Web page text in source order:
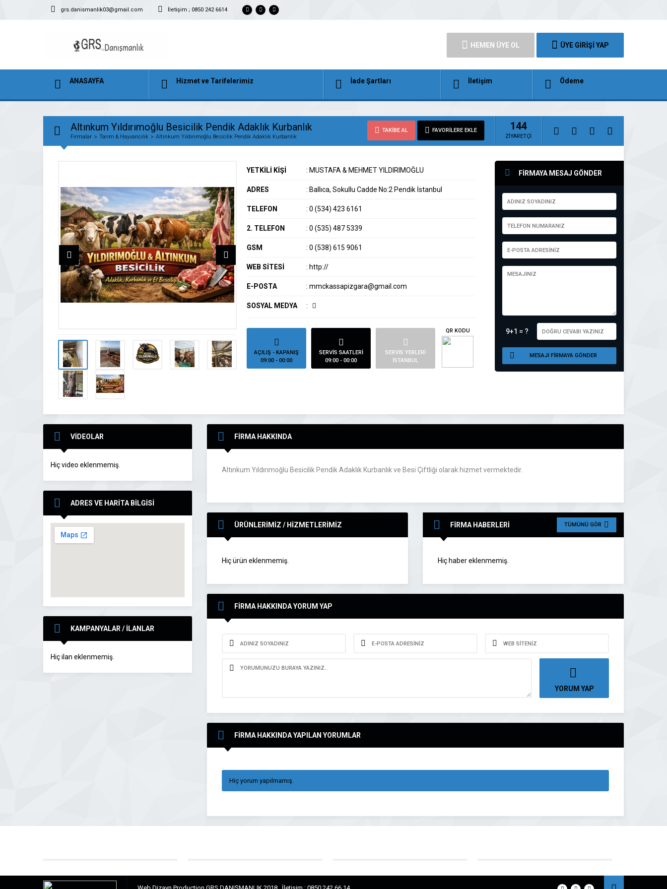
grs.danismanlik03@gmail.com İletişim ; 0850 242 6614
HEMEN ÜYE OL ÜYE GİRİŞİ YAP
ANASAYFA Hizmet ve Tarifelerimiz İade Şartları İletişim Ödeme
Altınkum Yıldırımoğlu Besicilik Pendik Adaklık Kurbanlık
Firmalar Tarım & Hayvancılık Altınkum Yıldırımoğlu Besicilik Pendik Adaklık Kurbanlık
TAKİBE AL FAVORİLERE EKLE 144
ZİYARETÇİ
YETKİLİ KİŞİ : MUSTAFA & MEHMET YILDIRIMOĞLU
ADRES : Ballıca, Sokullu Cadde No:2 Pendik İstanbul
TELEFON : 0 (534) 423 6161
2. TELEFON : 0 (535) 487 5339
GSM : 0 (538) 615 9061
WEB SİTESİ : http://
E-POSTA : mmckassapizgara@gmail.com
SOSYAL MEDYA :
AÇILIŞ - KAPANIŞ
09:00 - 00:00
SERVİS SAATLERİ
09:00 - 00:00
SERVİS YERLERİ
İSTANBUL
QR KODU
FİRMAYA MESAJ GÖNDER
9+1 = ?
MESAJI FİRMAYA GÖNDER
VİDEOLAR
Hiç video eklenmemiş.
ADRES VE HARİTA BİLGİSİ
KAMPANYALAR / İLANLAR
Hiç ilan eklenmemiş.
FİRMA HAKKINDA
Altınkum Yıldırımoğlu Besicilik Pendik Adaklık Kurbanlık ve Besi Çiftliği olarak hizmet vermektedir.
ÜRÜNLERİMİZ / HİZMETLERİMİZ
Hiç ürün eklenmemiş.
FİRMA HABERLERİ TÜMÜNÜ GÖR
Hiç haber eklenmemiş.
FİRMA HAKKINDA YORUM YAP
YORUM YAP
FİRMA HAKKINDA YAPILAN YORUMLAR
Hiç yorum yapılmamış.